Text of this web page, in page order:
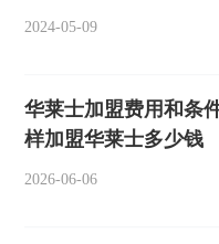
2024-05-09
华莱士加盟费用和条
样加盟华莱士多少钱
2026-06-06